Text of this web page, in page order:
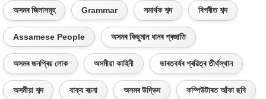
অসমৰ জিলাসমূহ Grammar সমাৰ্থক শব্দ বিপৰীত শব্দ
Assamese People অসমৰ কিছুমান ধানৰ প্ৰজাতি
অসমৰ জনপ্ৰিয় লোক অসমীয়া কাহিনী ভাৰতবৰ্ষৰ প্ৰৱিত্ৰ তীৰ্থস্থান
অসমীয়া শব্দ বাক্য ৰচনা অসমৰ উদ্ভিদ কম্পিউটাৰত আঁকা ছবি